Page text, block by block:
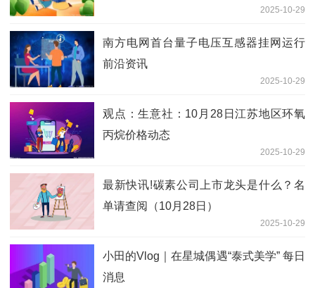
2025-10-29
南方电网首台量子电压互感器挂网运行
前沿资讯
2025-10-29
观点：生意社：10月28日江苏地区环氧
丙烷价格动态
2025-10-29
最新快讯!碳素公司上市龙头是什么？名
单请查阅（10月28日）
2025-10-29
小田的Vlog｜在星城偶遇“泰式美学” 每日
消息